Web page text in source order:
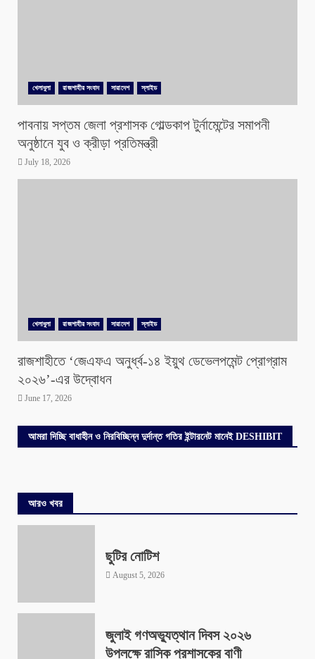
খেলাধুলা রাজশাহীর সংবাদ সারাদেশ স্লাইড
পাবনায় সপ্তম জেলা প্রশাসক গোল্ডকাপ টুর্নামেন্টের সমাপনী
অনুষ্ঠানে যুব ও ক্রীড়া প্রতিমন্ত্রী
July 18, 2026
খেলাধুলা রাজশাহীর সংবাদ সারাদেশ স্লাইড
রাজশাহীতে ‘জেএফএ অনুর্ধ্ব-১৪ ইয়ুথ ডেভেলপমেন্ট প্রোগ্রাম
২০২৬’-এর উদ্বোধন
June 17, 2026
আমরা দিচ্ছি বাধাহীন ও নিরবিচ্ছিন্ন দুর্দান্ত গতির ইন্টারনেট মানেই DESHIBIT
আরও খবর
ছুটির নোটিশ
August 5, 2026
জুলাই গণঅভ্যুত্থান দিবস ২০২৬
উপলক্ষে রাসিক প্রশাসকের বাণী